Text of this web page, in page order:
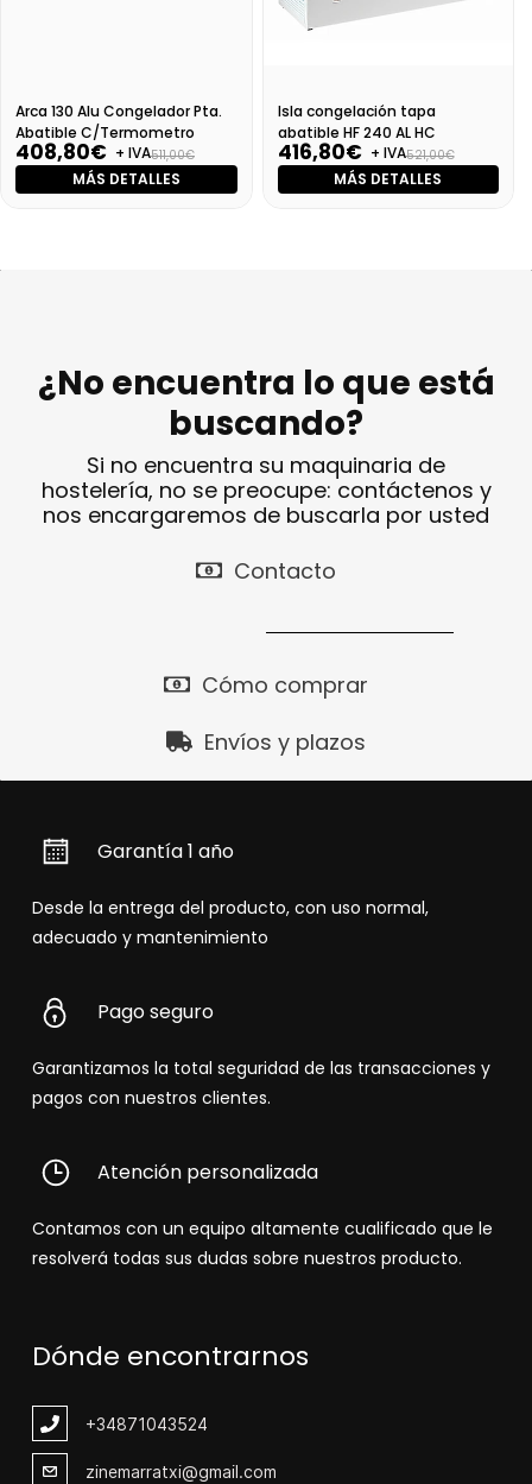
Arca 130 Alu Congelador Pta.
Abatible C/Termometro
408,80€ + IVA511,00€
MÁS DETALLES
Isla congelación tapa
abatible HF 240 AL HC
416,80€ + IVA521,00€
MÁS DETALLES
¿No encuentra lo que está
buscando?
Si no encuentra su maquinaria de
hostelería, no se preocupe: contáctenos y
nos encargaremos de buscarla por usted
Contacto
Cómo comprar
Envíos y plazos
Garantía 1 año
Desde la entrega del producto, con uso normal,
adecuado y mantenimiento
Pago seguro
Garantizamos la total seguridad de las transacciones y
pagos con nuestros clientes.
Atención personalizada
Contamos con un equipo altamente cualificado que le
resolverá todas sus dudas sobre nuestros producto.
Dónde encontrarnos
+34871043524
zinemarratxi@gmail.com